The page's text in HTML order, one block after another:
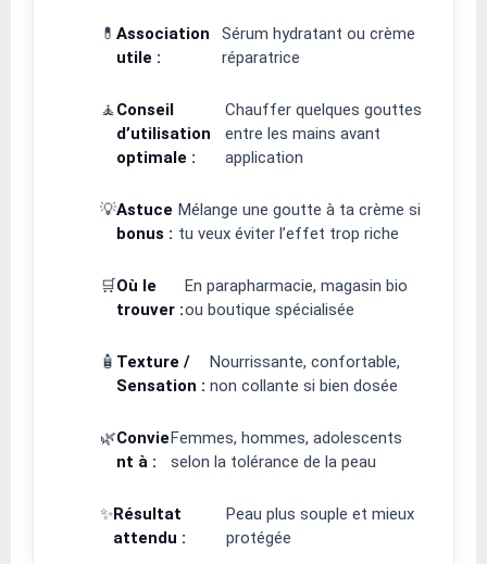
💊 Association
utile :
Sérum hydratant ou crème
réparatrice
🧘Conseil
d’utilisation
optimale :
Chauffer quelques gouttes
entre les mains avant
application
💡Astuce
bonus :
Mélange une goutte à ta crème si
tu veux éviter l’effet trop riche
🛒Où le
trouver :
En parapharmacie, magasin bio
ou boutique spécialisée
🧴 Texture /
Sensation :
Nourrissante, confortable,
non collante si bien dosée
🌿Convie
nt à :
Femmes, hommes, adolescents
selon la tolérance de la peau
✨Résultat
attendu :
Peau plus souple et mieux
protégée